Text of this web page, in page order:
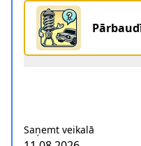
Saņemt veikalā